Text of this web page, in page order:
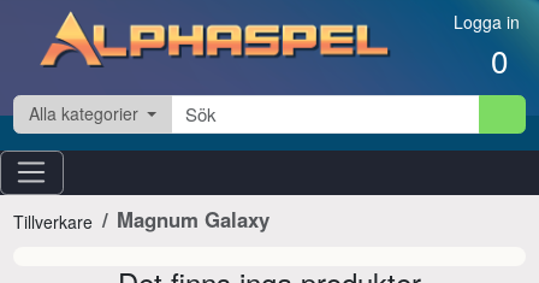
Hoppa till innehåll Logga in
0
Alla kategorier
Tillverkare Magnum Galaxy